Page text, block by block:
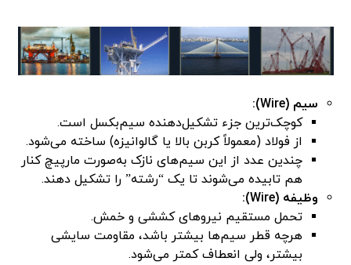
سیم (Wire):
کوچک‌ترین جزء تشکیل‌دهنده سیم‌بکسل است.
از فولاد (معمولاً کربن بالا یا گالوانیزه) ساخته می‌شود.
چندین عدد از این سیم‌های نازک به‌صورت مارپیچ کنار
هم تابیده می‌شوند تا یک “رشته” را تشکیل دهند.
وظیفه (Wire):
تحمل مستقیم نیروهای کششی و خمش.
هرچه قطر سیم‌ها بیشتر باشد، مقاومت سایشی
بیشتر، ولی انعطاف کمتر می‌شود.